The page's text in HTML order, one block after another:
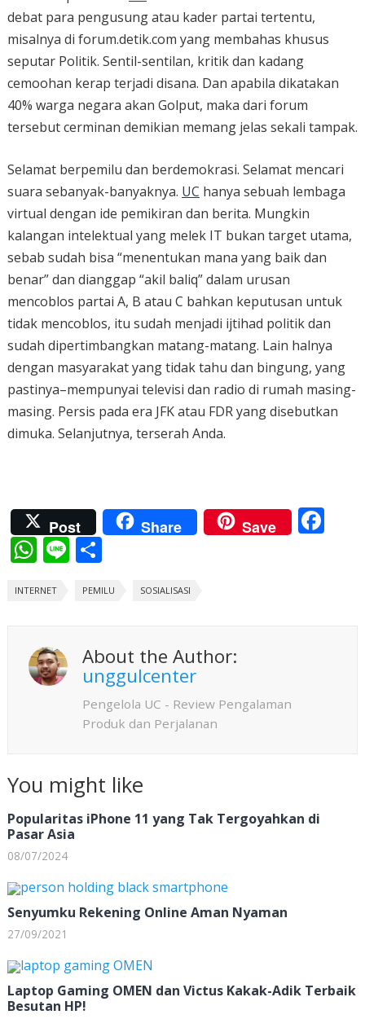
debat para pengusung atau kader partai tertentu,
misalnya di forum.detik.com yang membahas khusus
seputar Politik. Sentil-sentilan, kritik dan kadang
cemoohan kerap terjadi disana. Dan apabila dikatakan
40% warga negara akan Golput, maka dari forum
tersebut cerminan demikian memang jelas sekali tampak.
Selamat berpemilu dan berdemokrasi. Selamat mencari
suara sebanyak-banyaknya. UC hanya sebuah lembaga
virtual dengan ide pemikiran dan berita. Mungkin
kalangan intelektual yang melek IT bukan target utama,
sebab sudah bisa “menentukan mana yang baik dan
benar” dan dianggap “akil baliq” dalam urusan
mencoblos partai A, B atau C bahkan keputusan untuk
tidak mencoblos, itu sudah menjadi ijtihad politik dan
sudah dipertimbangkan matang-matang. Lain halnya
dengan masyarakat yang tidak tahu dan bingung, yang
pastinya–mempunyai televisi dan radio di rumah masing-
masing. Persis pada era JFK atau FDR yang disebutkan
dimuka. Selanjutnya, terserah Anda.
Post Share Save F
W
at
A
p
Li
e
S
ar
INTERNET PEMILU SOSIALISASI
About the Author:
unggulcenter
Pengelola UC - Review Pengalaman
Produk dan Perjalanan
You might like
Popularitas iPhone 11 yang Tak Tergoyahkan di
Pasar Asia
08/07/2024
Senyumku Rekening Online Aman Nyaman
27/09/2021
Laptop Gaming OMEN dan Victus Kakak-Adik Terbaik
Besutan HP!